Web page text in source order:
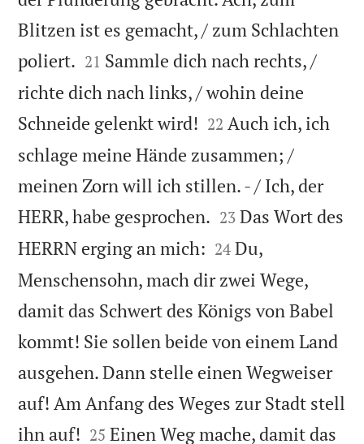
Blitzen ist es gemacht, / zum Schlachten
poliert. 

21 Sammle dich nach rechts, /
richte dich nach links, / wohin deine
Schneide gelenkt wird! 

22 Auch ich, ich
schlage meine Hände zusammen; /
meinen Zorn will ich stillen. - / Ich, der
HERR, habe gesprochen. 

23 Das Wort des
HERRN erging an mich: 

24 Du,
Menschensohn, mach dir zwei Wege,
damit das Schwert des Königs von Babel
kommt! Sie sollen beide von einem Land
ausgehen. Dann stelle einen Wegweiser
auf! Am Anfang des Weges zur Stadt stell
ihn auf! 

25 Einen Weg mache, damit das